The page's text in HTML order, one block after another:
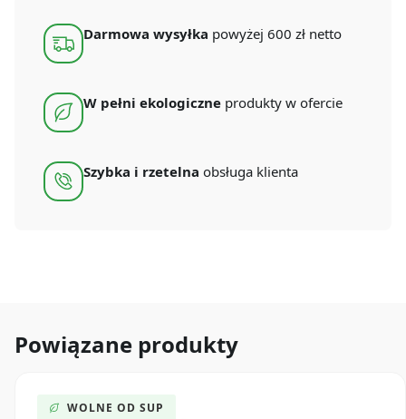
(50
szt.) Darmowa wysyłka powyżej 600 zł netto
W pełni ekologiczne produkty w ofercie
Szybka i rzetelna obsługa klienta
Powiązane produkty
WOLNE OD SUP